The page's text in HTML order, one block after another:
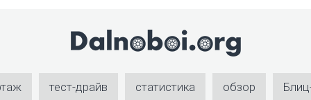
тест-драйв статистика обзор